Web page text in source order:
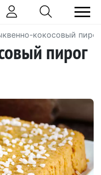
кокосовый
пирог